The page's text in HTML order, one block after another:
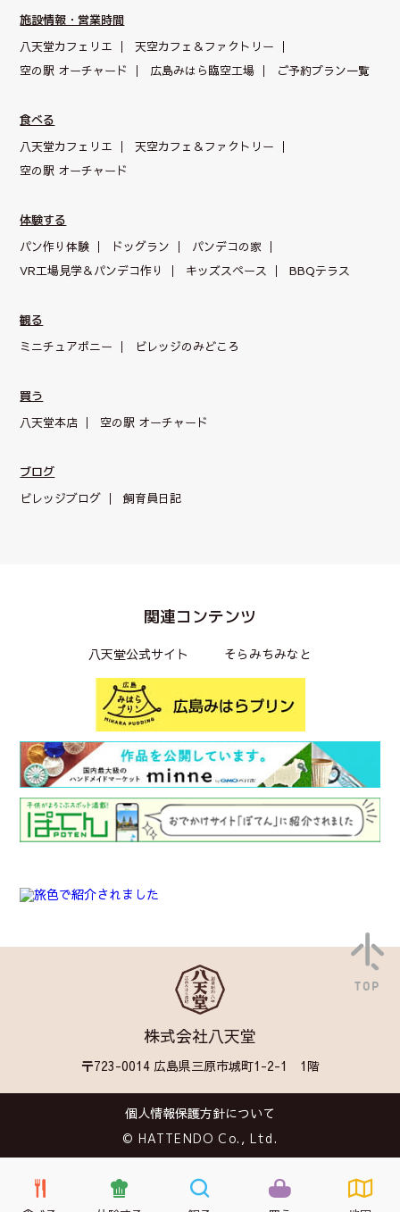
施設情報・営業時間
八天堂カフェリエ
天空カフェ＆ファクトリー
空の駅 オーチャード
広島みはら臨空工場 ご予約プラン一覧
食べる
八天堂カフェリエ
天空カフェ＆ファクトリー
空の駅 オーチャード
体験する
パン作り体験
ドッグラン
パンデコの家
VR工場見学＆パンデコ作り
キッズスペース BBQテラス
観る
ミニチュアポニー
ビレッジのみどころ
買う
八天堂本店
空の駅 オーチャード
ブログ
ビレッジブログ
飼育員日記
関連コンテンツ
八天堂公式サイト そらみちみなと
株式会社八天堂
〒723-0014 広島県三原市城町1-2-1 1階
個人情報保護方針について
© HATTENDO Co., Ltd.
TOP